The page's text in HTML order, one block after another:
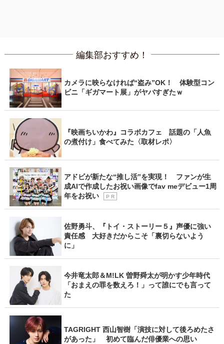
編集部おすすめ！
カメラに映らなければ“盗み”OK！ 体験型コン
ビニ「ギガマート展」がヤバすぎたｗ
『映画ちいかわ』コラボカフェ 話題の「人魚
の煮付け」食べてみた〈取材レポ〉
アドビが新たな“推し活”を実現！ ファンが生
成AIで作成したお祝い画像でfav meデビュー1周
年をお祝い
P R
佐野勇斗、『トイ・ストーリー５』声優に強い
責任感 大好きだからこそ「裏切らないよう
に」
今井竜太郎＆M!LK 曽野舜太が明かす少年時代
「おまえの罪を数えろ！」って誰にでも言って
た
TAGRIGHT 西山智樹「演技に対して後ろめたさ
があった」 初めて臨んだ俳優業への思い